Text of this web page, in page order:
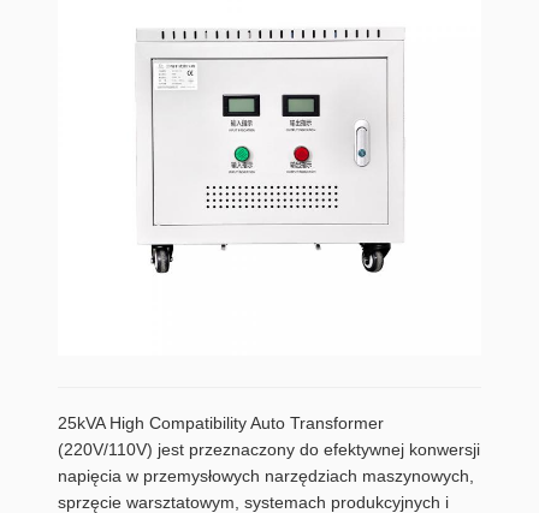
25kVA High Compatibility Auto Transformer
(220V/110V) jest przeznaczony do efektywnej konwersji
napięcia w przemysłowych narzędziach maszynowych,
sprzęcie warsztatowym, systemach produkcyjnych i